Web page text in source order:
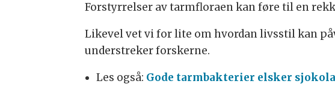
Forstyrrelser av tarmfloraen kan føre til en
Likevel vet vi for lite om hvordan livsstil kan
understreker forskerne.
Les også: Gode tarmbakterier elsker